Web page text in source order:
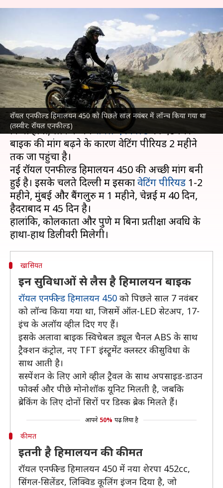
राॅयल एनफील्ड हिमालयन 450 को पिछले साल नवंबर में लॉन्च किया गया था
(तस्वीर: रॉयल एनफील्ड)
राॅयल एनफील्ड हिमालयन का 2
महीने तक पहुंचा वेटिंग पीरियड,
आपके शहर में कितना?
लेखन दिनेश चंद शर्मा May 07, 2024 07:08 pm
क्या है खबर?
अभी तक आपने कारों की डिलीवरी के लिए ही इंतजार
किया होगा, लेकिन अबरॉयल एनफील्डकी एडवेंचर
बाइक की मांग बढ़ने के कारण वेटिंग पीरियड 2 महीने
तक जा पहुंचा है।
नई रॉयल एनफील्ड हिमालयन 450 की अच्छी मांग बनी
हुई है। इसके चलते दिल्ली में इसकावेटिंग पीरियड 1-2
महीने, मुंबई और बैंगलुरु में 1 महीने, चेन्नई में 40 दिन,
हैदराबाद में 45 दिन है।
हालांकि, कोलकाता और पुणे में बिना प्रतीक्षा अवधि के
खासियत
इन सुविधाओं से लैस है हिमालयन बाइक
रॉयल एनफील्ड हिमालयन 450 को पिछले साल 7 नवंबर
को लॉन्च किया गया था, जिसमें ऑल-LED सेटअप, 17-
इंच के अलॉय व्हील दिए गए हैं।
इसके अलावा बाइक स्विचेबल ड्यूल चैनल ABS के साथ
ट्रैक्शन कंट्रोल, नए TFT इंस्ट्रूमेंट क्लस्टर की सुविधा के
साथ आती है।
सस्पेंशन के लिए आगे व्हील ट्रैवल के साथ अपसाइड-डाउन
फोर्क्स और पीछे मोनोशॉक यूनिट मिलती है, जबकि
ब्रेकिंग के लिए दोनों सिरों पर डिस्क ब्रेक मिलते हैं।
आपने 50% पढ़ लिया है
कीमत
इतनी है हिमालयन की कीमत
रॉयल एनफील्ड हिमालयन 450 में नया शेरपा 452cc,
सिंगल-सिलेंडर, लिक्विड कूलिंग इंजन दिया है, जो